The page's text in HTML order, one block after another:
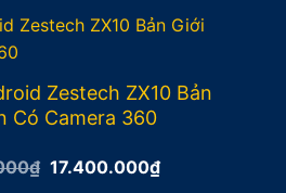
12.500.000₫.
11.500.000₫.
Zestech ZX10 Bản
Có Camera 360
₫ Giá
17.400.000₫Giá
hiện